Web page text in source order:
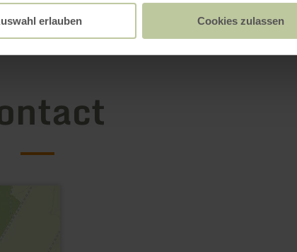
erlauben Cookies zulassen
gallery